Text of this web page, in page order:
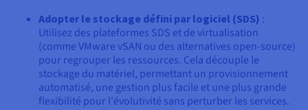
Adopter le stockage défini par logiciel (SDS) :
Utilisez des plateformes SDS et de virtualisation
(comme VMware vSAN ou des alternatives open-source)
pour regrouper les ressources. Cela découple le
stockage du matériel, permettant un provisionnement
automatisé, une gestion plus facile et une plus grande
flexibilité pour l'évolutivité sans perturber les services.